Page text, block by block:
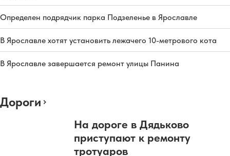
Определен подрядчик парка Подзеленье в Ярославле
В Ярославле хотят установить лежачего 10-метрового кота
В Ярославле завершается ремонт улицы Панина
Дороги
На дороге в Дядьково
приступают к ремонту
тротуаров